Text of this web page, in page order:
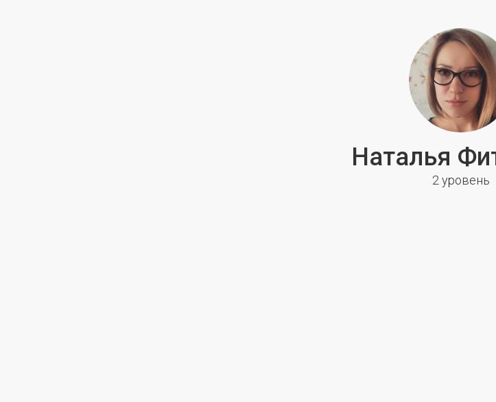
Наталья
2 уровень